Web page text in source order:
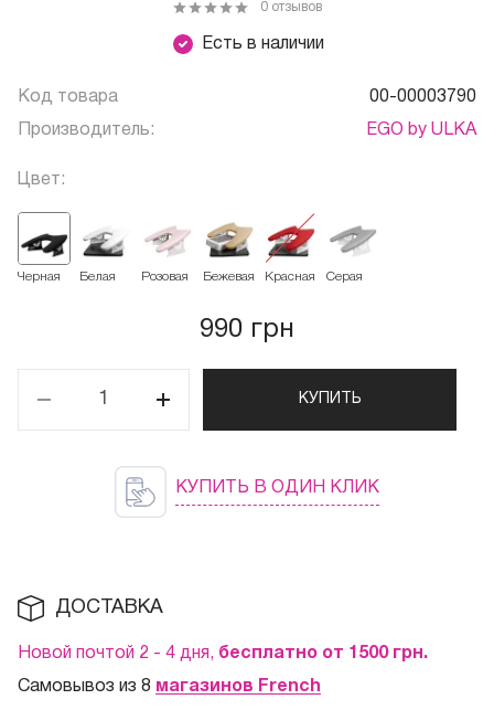
Есть в наличии
0 отзывов
Код товара 00-00003790
Производитель: EGO by ULKA
Цвет:
Черная Белая Розовая Бежевая Красная Серая
990 грн
КУПИТЬ
КУПИТЬ В ОДИН КЛИК
ДОСТАВКА
Новой почтой 2 - 4 дня, бесплатно от 1500 грн.
Самовывоз из 8 магазинов French